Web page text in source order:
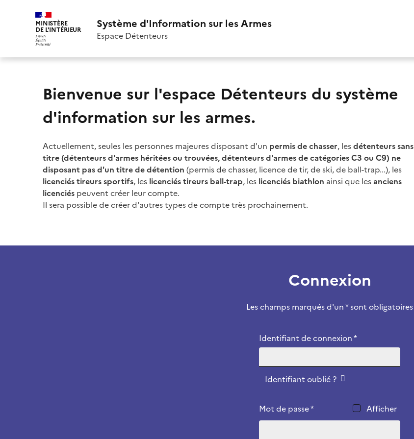
MINISTÈRE
DE L'INTÉRIEUR Système d'Information sur les Armes
Espace Détenteurs
Bienvenue sur l'espace Détenteurs du système
d'information sur les armes.
Actuellement, seules les personnes majeures disposant d'un permis de chasser, lesdétenteurs sans
titre (détenteurs d'armes héritées ou trouvées, détenteurs d'armes de catégories C3 ou C9) ne
disposant pas d'un titre de détention (permis de chasser, licence de tir, de ski, de ball-trap...), les
licenciés tireurs sportifs, les licenciés tireurs ball-trap, les licenciés biathlon ainsi que lesanciens
licenciés peuvent créer leur compte.
Il sera possible de créer d'autres types de compte très prochainement.
Connexion
Les champs marqués d'un * sont obligatoires
Identifiant de connexion *
Identifiant oublié ?
Mot de passe * Afficher